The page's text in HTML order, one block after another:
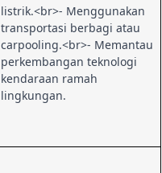
listrik.<br>- Menggunakan
transportasi berbagi atau
carpooling.<br>- Memantau
perkembangan teknologi
kendaraan ramah
lingkungan.